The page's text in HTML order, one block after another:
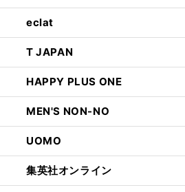
eclat
T JAPAN
HAPPY PLUS ONE
MEN'S NON-NO
UOMO
集英社オンライン